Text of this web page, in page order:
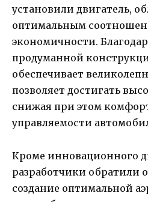
установили двигатель,
оптимальным
экономичности.
продуманной
обеспечивает
позволяет достигать
снижая при этом
управляемости
Кроме инновационного
разработчики обратили
создание оптимальной